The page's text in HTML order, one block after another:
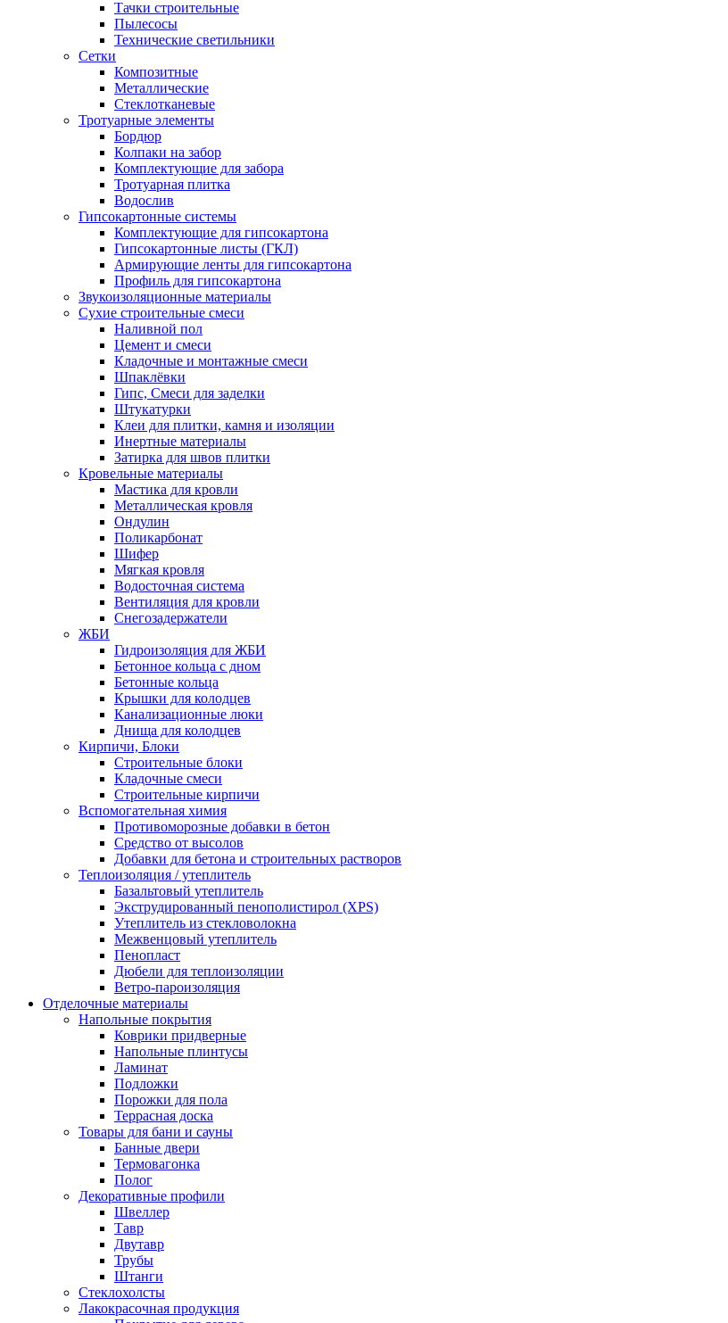
Тачки строительные
Пылесосы
Технические светильники
Сетки
Композитные
Металлические
Стеклотканевые
Тротуарные элементы
Бордюр
Колпаки на забор
Комплектующие для забора
Тротуарная плитка
Водослив
Гипсокартонные системы
Комплектующие для гипсокартона
Гипсокартонные листы (ГКЛ)
Армирующие ленты для гипсокартона
Профиль для гипсокартона
Звукоизоляционные материалы
Сухие строительные смеси
Наливной пол
Цемент и смеси
Кладочные и монтажные смеси
Шпаклёвки
Гипс, Смеси для заделки
Штукатурки
Клеи для плитки, камня и изоляции
Инертные материалы
Затирка для швов плитки
Кровельные материалы
Мастика для кровли
Металлическая кровля
Ондулин
Поликарбонат
Шифер
Мягкая кровля
Водосточная система
Вентиляция для кровли
Снегозадержатели
ЖБИ
Гидроизоляция для ЖБИ
Бетонное кольца с дном
Бетонные кольца
Крышки для колодцев
Канализационные люки
Днища для колодцев
Кирпичи, Блоки
Строительные блоки
Кладочные смеси
Строительные кирпичи
Вспомогательная химия
Противоморозные добавки в бетон
Средство от высолов
Добавки для бетона и строительных растворов
Теплоизоляция / утеплитель
Базальтовый утеплитель
Экструдированный пенополистирол (XPS)
Утеплитель из стекловолокна
Межвенцовый утеплитель
Пенопласт
Дюбели для теплоизоляции
Ветро-пароизоляция
Отделочные материалы
Напольные покрытия
Коврики придверные
Напольные плинтусы
Ламинат
Подложки
Порожки для пола
Террасная доска
Товары для бани и сауны
Банные двери
Термовагонка
Полог
Декоративные профили
Швеллер
Тавр
Двутавр
Трубы
Штанги
Стеклохолсты
Лакокрасочная продукция